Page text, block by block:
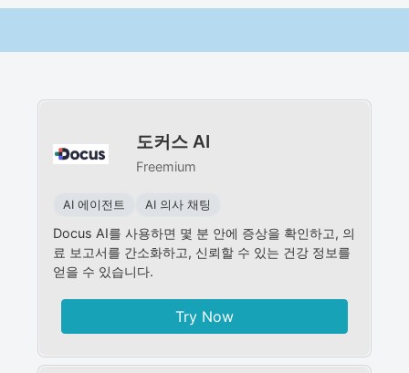
도커스 AI
Freemium
AI 에이전트 AI 의사 채팅
Docus AI를 사용하면 몇 분 안에 증상을 확인하고, 의
료 보고서를 간소화하고, 신뢰할 수 있는 건강 정보를
얻을 수 있습니다.
Try Now